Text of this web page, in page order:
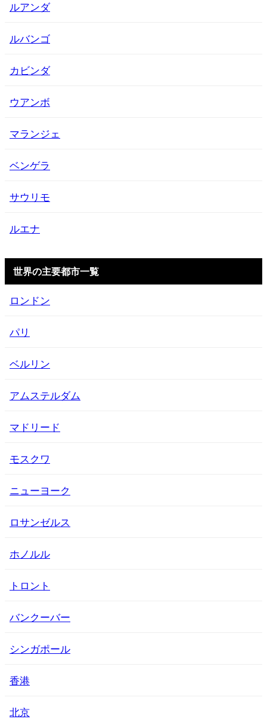
ルアンダ
ルバンゴ
カビンダ
ウアンボ
マランジェ
ベンゲラ
サウリモ
ルエナ
世界の主要都市一覧
ロンドン
パリ
ベルリン
アムステルダム
マドリード
モスクワ
ニューヨーク
ロサンゼルス
ホノルル
トロント
バンクーバー
シンガポール
香港
北京